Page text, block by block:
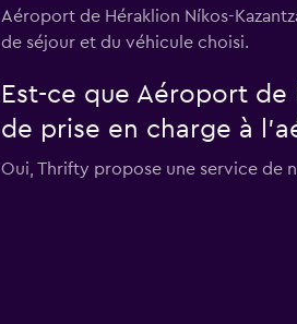
Aéroport de Héraklion Níkos-
de séjour et du véhicule choisi.
Est-ce que Aéroport
de prise en charge à
Oui, Thrifty propose une service de